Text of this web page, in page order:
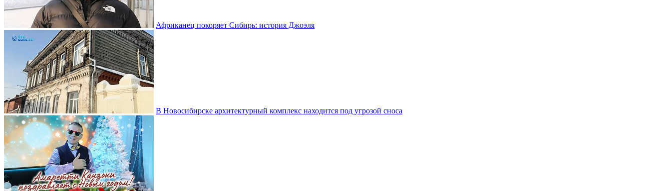
Африканец покоряет Сибирь: история Джоэля
В Новосибирске архитектурный комплекс находится под угрозой сноса